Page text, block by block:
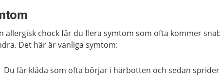
allergisk chock får du flera symtom som ofta kommer
Det här är vanliga symtom:
Du får klåda som ofta börjar i hårbotten och sedan